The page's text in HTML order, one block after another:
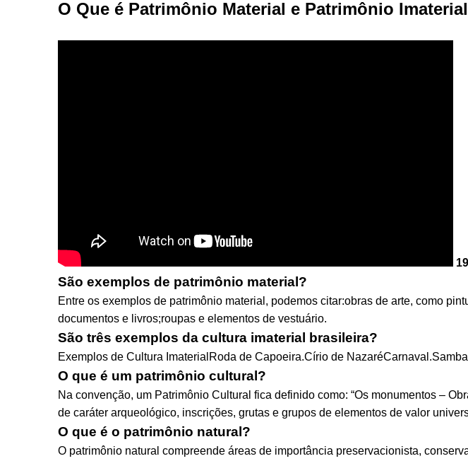
O Que é Patrimônio Material e Patrimônio
São exemplos de patrimônio material?
Entre os exemplos de patrimônio material, podemos citar:obras de arte, como
documentos e livros;roupas e elementos de vestuário.
São três exemplos da cultura imaterial brasileira?
Exemplos de Cultura ImaterialRoda de Capoeira.Círio de
O que é um patrimônio cultural?
Na convenção, um Patrimônio Cultural fica definido como: “Os monumentos –
de caráter arqueológico, inscrições, grutas e grupos de elementos de valor
O que é o patrimônio natural?
O patrimônio natural compreende áreas de importância preservacionista,